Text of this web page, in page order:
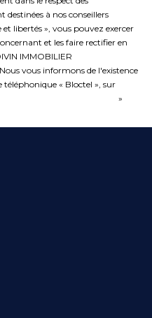
destinées à nos conseillers
libertés », vous pouvez exercer
et les faire rectifier en
IMMOBILIER
vous informons de l'existence
« Bloctel », sur
»